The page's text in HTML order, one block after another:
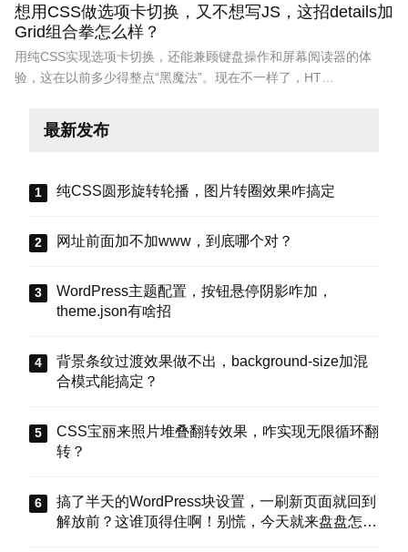
想用CSS做选项卡切换，又不想写JS，这招details加
Grid组合拳怎么样？
用纯CSS实现选项卡切换，还能兼顾键盘操作和屏幕阅读器的体
验，这在以前多少得整点“黑魔法”。现在不一样了，HT…
最新发布
纯CSS圆形旋转轮播，图片转圈效果咋搞定
网址前面加不加www，到底哪个对？
WordPress主题配置，按钮悬停阴影咋加，
theme.json有啥招
背景条纹过渡效果做不出，background-size加混
合模式能搞定？
CSS宝丽来照片堆叠翻转效果，咋实现无限循环翻
转？
搞了半天的WordPress块设置，一刷新页面就回到
解放前？这谁顶得住啊！别慌，今天就来盘盘怎么